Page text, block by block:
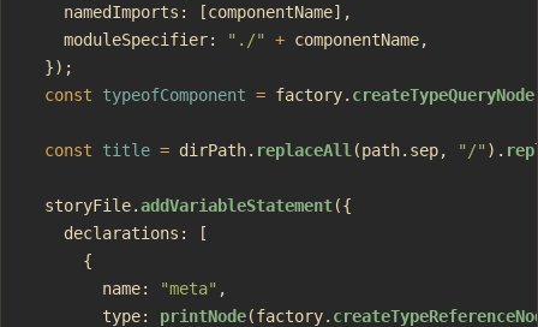
    namedImports: [componentName],
    moduleSpecifier:
"./" + componentName,
  });
  const
typeofComponent = factory. createTypeQueryNode
  const
title = dirPath. replaceAll (path.sep, "/" ).
  storyFile.
addVariableStatement({
    declarations: [
      {
        name:
"meta" ,
        type:
printNode(factory.